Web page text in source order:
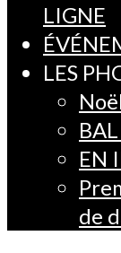
LIGNE
LES
EN
de